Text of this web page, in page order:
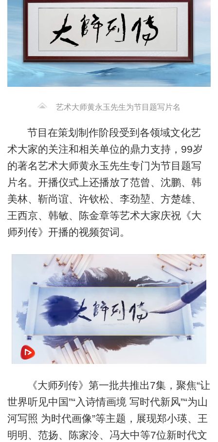
艺术大师黄永玉先生为节目题写片名
节目在策划制作阶段受到各领域文化艺
术大家的关注和相关单位的鼎力支持，99岁
的著名艺术大师黄永玉先生专门为节目题写
片名。开播仪式上还播放了范曾、沈鹏、韩
美林、靳尚谊、许钦松、李劲堃、方楚雄、
王西京、韩敏、陈金章等艺术大家庆祝《大
师列传》开播的视频贺词。
《大师列传》第一批共推出7集，聚焦“让
世界听见中国”“入诗情画境 写时代新风”“为山
河写照 为时代画像”等主题，展现郑小瑛、王
明明、范扬、陈家泠、冯大中等7位新时代文